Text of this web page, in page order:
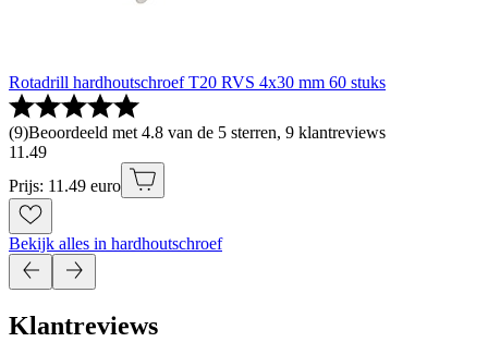
Rotadrill hardhoutschroef T20 RVS 4x30 mm 60 stuks
(9)Beoordeeld met 4.8 van de 5 sterren, 9 klantreviews
11 .49
Prijs: 11.49 euro
Bekijk alles in hardhoutschroef
Klantreviews